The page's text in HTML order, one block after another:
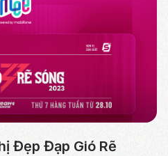
Đẹp Đạp Gió Rẽ